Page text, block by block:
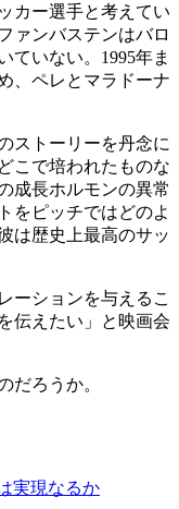
カー選手と考えてい
ァンバステンはバロ
ていない。1995年ま
、ペレとマラドーナ
ストーリーを丹念に
こで培われたものな
成長ホルモンの異常
をピッチではどのよ
は歴史上最高のサッ
ーションを与えるこ
伝えたい」と映画会
だろうか。
実現なるか